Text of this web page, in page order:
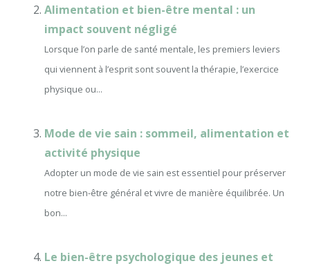
Alimentation et bien-être mental : un
impact souvent négligé
Lorsque l’on parle de santé mentale, les premiers leviers
qui viennent à l’esprit sont souvent la thérapie, l’exercice
physique ou...
Mode de vie sain : sommeil, alimentation et
activité physique
Adopter un mode de vie sain est essentiel pour préserver
notre bien-être général et vivre de manière équilibrée. Un
bon...
Le bien-être psychologique des jeunes et